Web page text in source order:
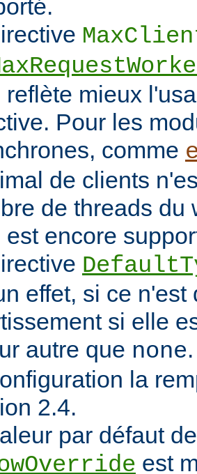
reflète mieux
Pour les
comme
de clients
de threads du
est encore
effet, si ce n'est
si elle
autre que none
la
2.4.
par défaut
est